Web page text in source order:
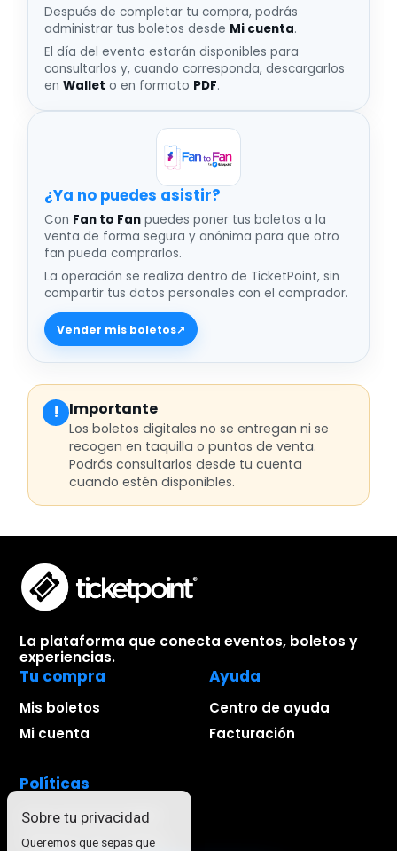
Sobre tu privacidad
Queremos que sepas que
Después de completar tu compra, podrás
administrar tus boletos desde Mi cuenta.
El día del evento estarán disponibles para
consultarlos y, cuando corresponda, descargarlos
en Wallet o en formato PDF.
¿Ya no puedes asistir
Con Fan to Fan puedes poner tus boletos a la
venta de forma segura y anónima para que otro
fan pueda comprarlos.
La operación se realiza dentro de TicketPoint, sin
compartir tus datos personales con el comprador.
Vender mis boletos↗
! Importante
Los boletos digitales no se entregan ni se
recogen en taquilla o puntos de venta.
Podrás consultarlos desde tu cuenta
cuando estén disponibles.
La plataforma que conecta eventos, boletos y
experiencias.
Tu compra
Mis boletos
Mi cuenta
Ayuda
Centro de ayuda
Facturación
Políticas
Aviso de privacidad
Términos de compra